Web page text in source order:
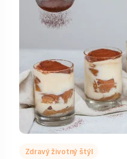
Zdravý životný štýl